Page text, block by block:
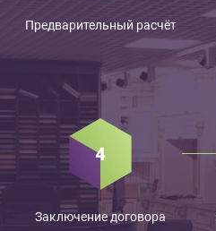
Предварительный расчёт
Заключение договора